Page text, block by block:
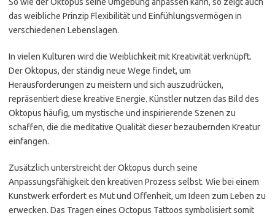
das weibliche Prinzip Flexibilität und Einfühlungsvermögen in
verschiedenen Lebenslagen.
In vielen Kulturen wird die Weiblichkeit mit Kreativität verknüpft.
Der Oktopus, der ständig neue Wege findet, um
Herausforderungen zu meistern und sich auszudrücken,
repräsentiert diese kreative Energie. Künstler nutzen das Bild des
Oktopus häufig, um mystische und inspirierende Szenen zu
schaffen, die die meditative Qualität dieser bezaubernden Kreatur
einfangen.
Zusätzlich unterstreicht der Oktopus durch seine
Anpassungsfähigkeit den kreativen Prozess selbst. Wie bei einem
Kunstwerk erfordert es Mut und Offenheit, um Ideen zum Leben zu
erwecken. Das Tragen eines Octopus Tattoos symbolisiert somit